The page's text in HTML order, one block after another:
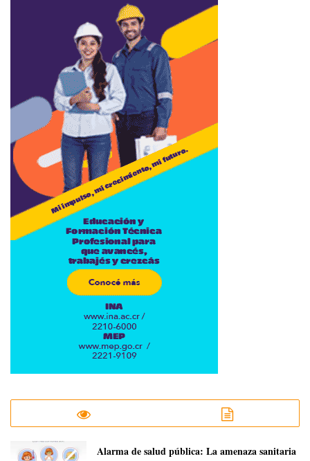
​Alarma de salud pública: La amenaza sanitaria